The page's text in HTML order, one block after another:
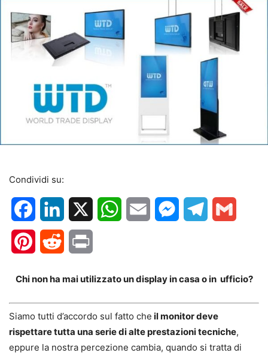
Condividi su:
FacebookLinkedIn WhatsApp
Email MessengerTelegram
PinterestReddit
Chi non ha mai utilizzato un display in casa o in ufficio?
Siamo tutti d’accordo sul fatto che il monitor deve
rispettare tutta una serie di alte prestazioni tecniche,
eppure la nostra percezione cambia, quando si tratta di